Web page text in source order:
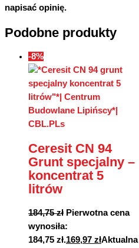
napisać opinię.
Podobne produkty
-8%
Ceresit CN 94
Grunt specjalny –
koncentrat 5
litrów
184,75zł Pierwotna cena
wynosiła:
184,75 zł.169,97 złAktualna